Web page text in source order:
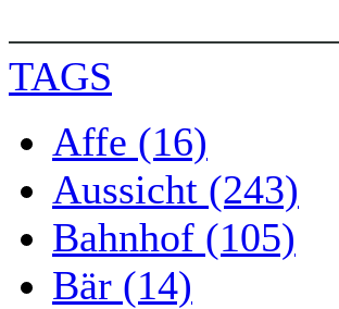
TAGS
Affe (16)
Aussicht (243)
Bahnhof (105)
Bär (14)